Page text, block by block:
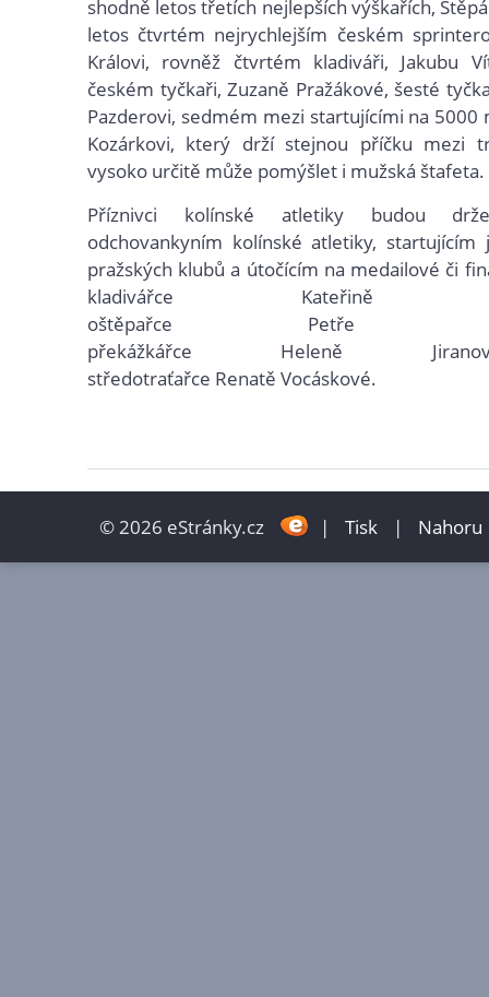
shodně letos třetích nejlepších výškařích,
letos čtvrtém nejrychlejším českém
Královi, rovněž čtvrtém kladiváři, Jakubu
českém tyčkaři, Zuzaně Pražákové, šesté
Pazderovi, sedmém mezi startujícími na 5000
Kozárkovi, který drží stejnou příčku mezi
vysoko určitě může pomýšlet i mužská štafeta.
Příznivci kolínské atletiky budou
odchovankyním kolínské atletiky, startujícím
pražských klubů a útočícím na medailové či
kladivářce Kateřině
oštěpařce Petře
překážkářce Heleně
středotraťařce Renatě Vocáskové.
© 2026 eStránky.cz | Tisk | Nahoru